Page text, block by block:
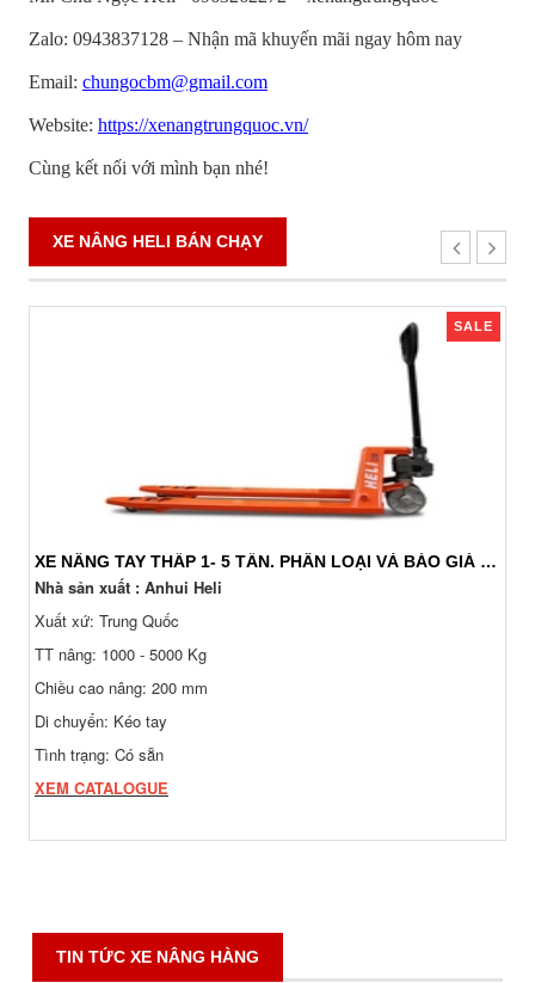
Zalo: 0943837128 – Nhận mã khuyến mãi ngay hôm nay
Email: chungocbm@gmail.com
Website: https://xenangtrungquoc.vn/
Cùng kết nối với mình bạn nhé!
XE NÂNG HELI BÁN CHẠY
SALE
XE NÂNG TAY THẤP 1- 5 TẤN. PHÂN LOẠI VÀ BÁO GIÁ 24/7
Nhà sản xuất : Anhui Heli
Xuất xứ: Trung Quốc
TT nâng: 1000 - 5000 Kg
Chiều cao nâng: 200 mm
Di chuyển: Kéo tay
Tình trạng: Có sẵn
XEM CATALOGUE
TIN TỨC XE NÂNG HÀNG